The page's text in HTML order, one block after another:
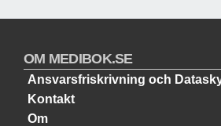
OM MEDIBOK.SE
Ansvarsfriskrivning och
Kontakt
Om